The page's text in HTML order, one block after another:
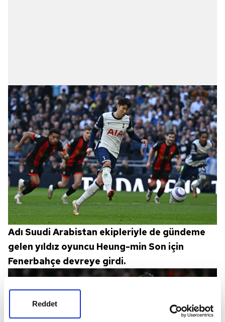
Reddet
Adı Suudi Arabistan ekipleriyle de gündeme
gelen yıldız oyuncu Heung-min Son için
Fenerbahçe devreye girdi.